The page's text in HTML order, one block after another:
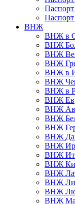
ВНЖ
ВНЖ в
ВНЖ
ВНЖ
ВНЖ
ВНЖ в
ВНЖ
ВНЖ в
ВНЖ
ВНЖ
ВНЖ
ВНЖ
ВНЖ
ВНЖ
ВНЖ
ВНЖ
ВНЖ
ВНЖ
ВНЖ
ВНЖ